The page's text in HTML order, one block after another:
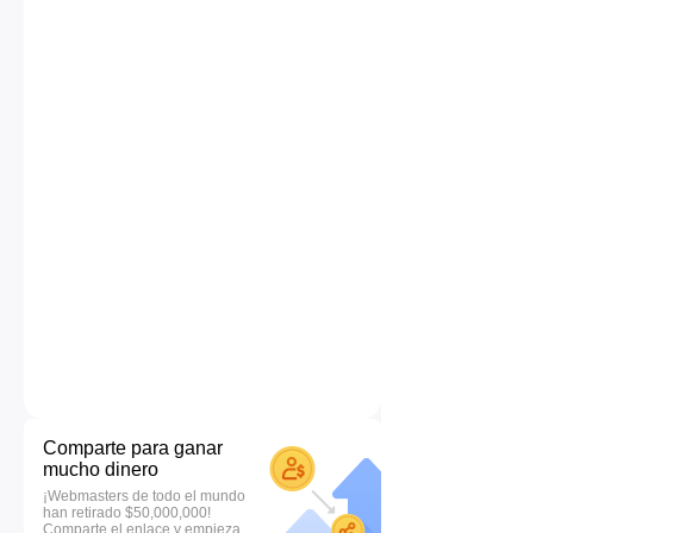
Comparte para ganar
mucho dinero
¡Webmasters de todo el mundo
han retirado $50,000,000!
Comparte el enlace y empieza